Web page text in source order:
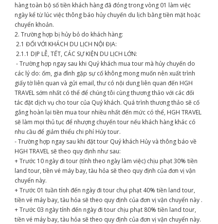
hàng toàn bộ số tiền khách hàng đã đóng trong vòng 01 làm việc
ngày kể từ lúc việc thông báo hủy chuyến du lịch bằng tiền mặt hoặc
chuyển khoản.
2. Trường hợp bị hủy bỏ do khách hàng:
2.1 ĐỐI VỚI KHÁCH DU LỊCH NỘI ĐỊA:
2.1.1 DỊP LỄ, TẾT, CÁC SỰ KIỆN DU LỊCH LỚN:
- Trường hợp ngay sau khi Quý khách mua tour mà hủy chuyến do
các lý do: ốm, gia đình gặp sự cố không mong muốn nên xuất trình
giấy tờ liên quan và gửi email, thư có nội dung liên quan đến HGH
TRAVEL sớm nhất có thể để chúng tôi cùng thương thảo với các đối
tác đặt dịch vụ cho tour của Quý khách. Quá trình thương thảo sẽ cố
gắng hoàn lại tiền mua tour nhiều nhất đến mức có thể, HGH TRAVEL
sẽ làm mọi thủ tục để nhượng chuyến tour nếu khách hàng khác có
nhu cầu để giảm thiểu chi phí Hủy tour.
- Trường hợp ngay sau khi đặt tour Quý khách Hủy và thông báo về
HGH TRAVEL sẽ theo quy định như sau:
+ Trước 10 ngày đi tour (tính theo ngày làm việc) chịu phạt 30% tiền
land tour, tiền vé máy bay, tàu hỏa sẽ theo quy định của đơn vị vận
chuyển này.
+ Trước 01 tuần tính đến ngày đi tour chụi phạt 40% tiền land tour,
tiền vé máy bay, tàu hỏa sẽ theo quy định của đơn vị vận chuyển này .
+ Trước 03 ngày tính đến ngày đi tour chịu phạt 80% tiền land tour,
tiền vé máy bay, tàu hỏa sẽ theo quy định của đơn vị vận chuyển này.